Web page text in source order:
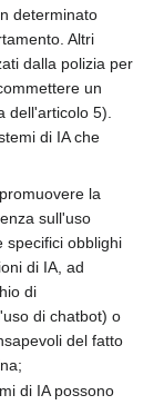
determinato
Altri
dalla polizia per
un
dell'articolo 5).
di IA che
la
sull'uso
specifici obblighi
di IA, ad
di
di chatbot) o
del fatto
di IA possono